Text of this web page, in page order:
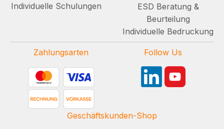
Individuelle Schulungen
ESD Beratung &
Beurteilung
Individuelle Bedruckung
Zahlungsarten Follow Us
Geschäftskunden-Shop